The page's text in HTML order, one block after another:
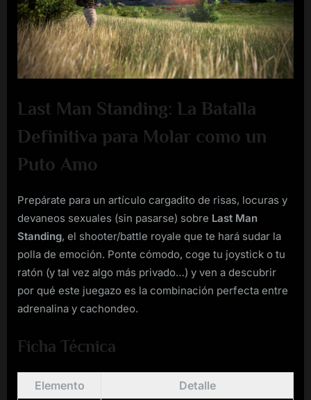
Man
Standing
Last Man Standing: La Batalla
Definitiva para Molar como un
Puto Amo
Prepárate para un artículo cargadito de risas, locuras y
devaneos sexuales (sin pasarse) sobre Last Man
Standing, el shooter/battle royale que te hará sudar la
polla de emoción. Ponte cómodo, coge tu joystick o tu
ratón (y tal vez algo más privado…) y ven a descubrir
por qué este juegazo es la combinación perfecta entre
adrenalina y cachondeo.
Ficha Técnica
Elemento
Detalle